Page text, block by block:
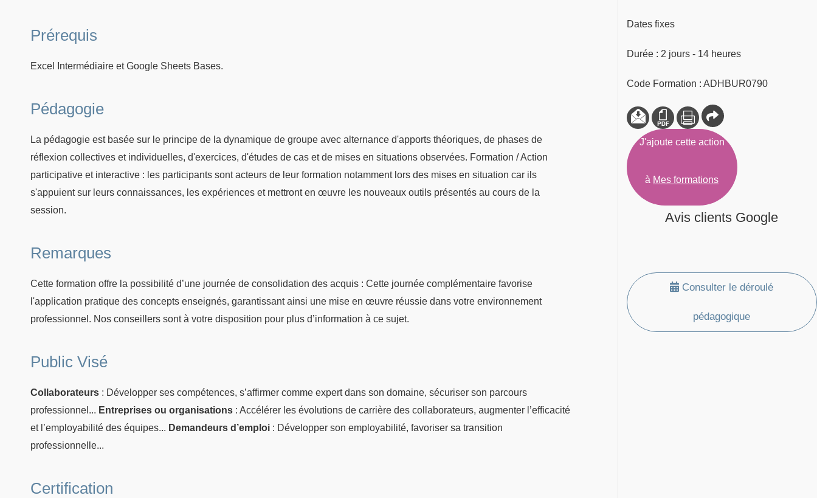
Prérequis
Excel Intermédiaire et Google Sheets Bases.
Pédagogie
La pédagogie est basée sur le principe de la dynamique de groupe avec alternance d'apports théoriques, de phases de
réflexion collectives et individuelles, d'exercices, d'études de cas et de mises en situations observées. Formation / Action
participative et interactive : les participants sont acteurs de leur formation notamment lors des mises en situation car ils
s'appuient sur leurs connaissances, les expériences et mettront en œuvre les nouveaux outils présentés au cours de la
session.
Remarques
Cette formation offre la possibilité d’une journée de consolidation des acquis : Cette journée complémentaire favorise
l'application pratique des concepts enseignés, garantissant ainsi une mise en œuvre réussie dans votre environnement
professionnel. Nos conseillers sont à votre disposition pour plus d’information à ce sujet.
Public Visé
Collaborateurs : Développer ses compétences, s’affirmer comme expert dans son domaine, sécuriser son parcours
professionnel... Entreprises ou organisations : Accélérer les évolutions de carrière des collaborateurs, augmenter l’efficacité
et l’employabilité des équipes... Demandeurs d’emploi : Développer son employabilité, favoriser sa transition
professionnelle...
Certification
Dates fixes
Durée : 2 jours - 14 heures
Code Formation : ADHBUR0790
J'ajoute cette action
à Mes formations
Avis clients Google
Consulter le déroulé
pédagogique